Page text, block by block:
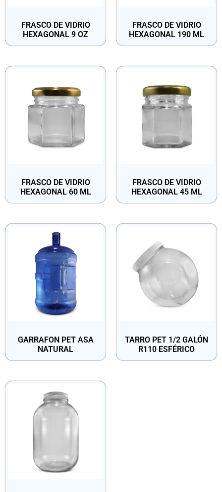
FRASCO DE VIDRIO
HEXAGONAL 9 OZ
FRASCO DE VIDRIO
HEXAGONAL 190 ML
FRASCO DE VIDRIO
HEXAGONAL 60 ML
FRASCO DE VIDRIO
HEXAGONAL 45 ML
GARRAFON PET ASA
NATURAL
TARRO PET 1/2 GALÓN
R110 ESFÉRICO